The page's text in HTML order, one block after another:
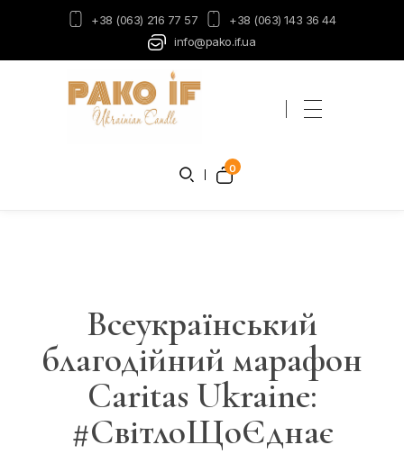
+38 (063) 216 77 57
+38 (063) 143 36 44
info@pako.if.ua
0
Всеукраїнський
благодійний марафон
Caritas Ukraine:
#СвітлоЩоЄднає